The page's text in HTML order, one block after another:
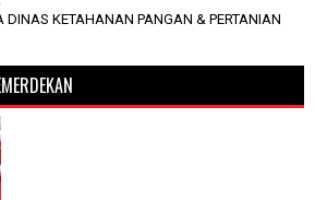
DINAS KETAHANAN PANGAN & PERTANIAN